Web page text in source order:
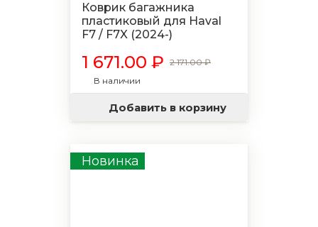
Коврик багажника
пластиковый для Haval
F7 / F7X (2024-)
1 671.00 ₽ 2 171.00 ₽
В наличии
Добавить в корзину
Новинка